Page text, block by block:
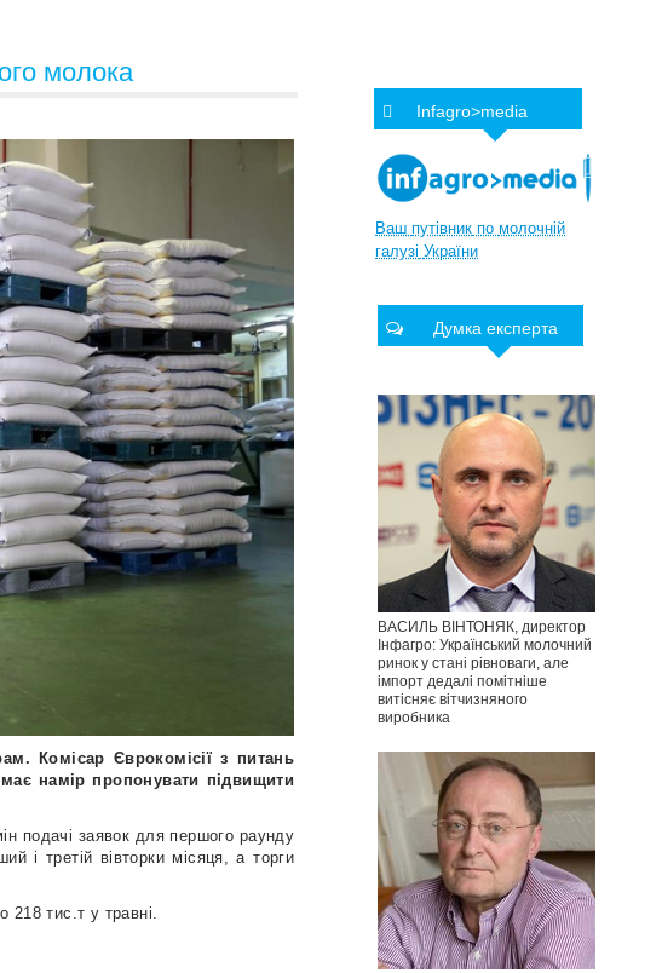
молока
Комісар Єврокомісії з питань
намір пропонувати підвищити
подачі заявок для першого раунду
і третій вівторки місяця, а торги
218 тис.т у травні.
Infagro>media
Ваш путівник по молочній
галузі України
Думка експерта
ВАСИЛЬ ВІНТОНЯК, директор
Інфагро: Український молочний
ринок у стані рівноваги, але
імпорт дедалі помітніше
витісняє вітчизняного
виробника